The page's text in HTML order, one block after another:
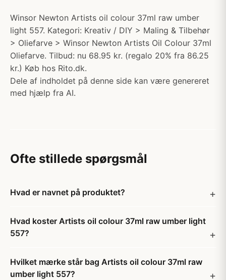
Winsor Newton Artists oil colour 37ml raw umber
light 557. Kategori: Kreativ / DIY > Maling & Tilbehør
> Oliefarve > Winsor Newton Artists Oil Colour 37ml
Oliefarve. Tilbud: nu 68.95 kr. (regalo 20% fra 86.25
kr.) Køb hos Rito.dk.
Dele af indholdet på denne side kan være genereret
med hjælp fra AI.
Ofte stillede spørgsmål
Hvad er navnet på produktet?
Hvad koster Artists oil colour 37ml raw umber light
557?
Hvilket mærke står bag Artists oil colour 37ml raw
umber light 557?